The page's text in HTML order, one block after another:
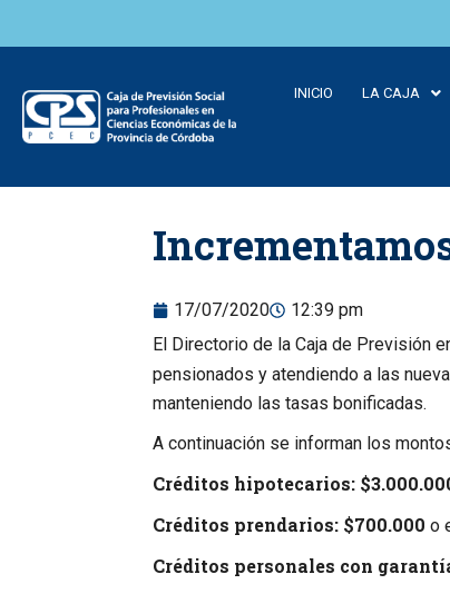
INICIO LA CAJA
content
17/07/2020
12:39 pm
El Directorio de la Caja de Previsión
pensionados y atendiendo a las
manteniendo las tasas bonificadas.
A continuación se informan los
Créditos hipotecarios:
Créditos prendarios: $700.000 o
Créditos personales con